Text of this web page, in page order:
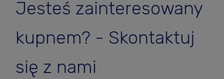
Jesteś zainteresowany
kupnem? - Skontaktuj
się z nami